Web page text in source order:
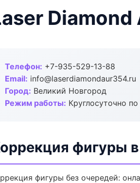
Diamond
Телефон: +7-935-529-13-88
Email: info@laserdiamondaur354.ru
Город: Великий Новгород
Режим работы: Круглосуточно
фигуры
фигуры без очередей: